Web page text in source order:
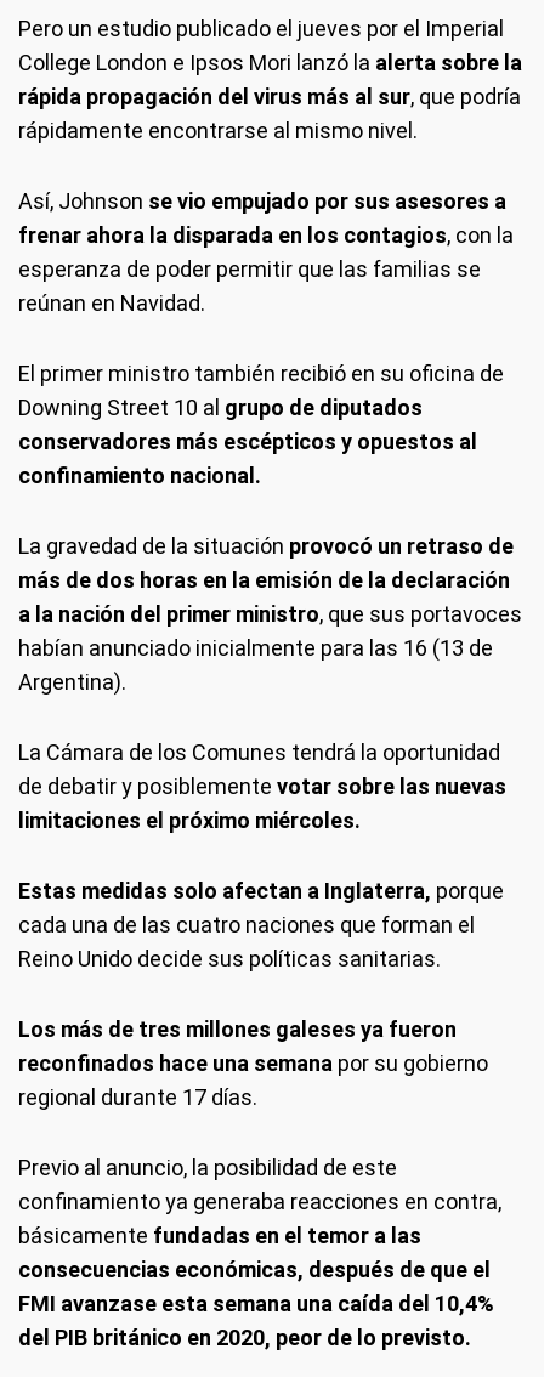
Pero un estudio publicado el jueves por el Imperial
College London e Ipsos Mori lanzó la alerta sobre la
rápida propagación del virus más al sur, que podría
rápidamente encontrarse al mismo nivel.
Así, Johnson se vio empujado por sus asesores a
frenar ahora la disparada en los contagios, con la
esperanza de poder permitir que las familias se
reúnan en Navidad.
El primer ministro también recibió en su oficina de
Downing Street 10 al grupo de diputados
conservadores más escépticos y opuestos al
confinamiento nacional.
La gravedad de la situación provocó un retraso de
más de dos horas en la emisión de la declaración
a la nación del primer ministro, que sus portavoces
habían anunciado inicialmente para las 16 (13 de
Argentina).
La Cámara de los Comunes tendrá la oportunidad
de debatir y posiblemente votar sobre las nuevas
limitaciones el próximo miércoles.
Estas medidas solo afectan a Inglaterra, porque
cada una de las cuatro naciones que forman el
Reino Unido decide sus políticas sanitarias.
Los más de tres millones galeses ya fueron
reconfinados hace una semana por su gobierno
regional durante 17 días.
Previo al anuncio, la posibilidad de este
confinamiento ya generaba reacciones en contra,
básicamente fundadas en el temor a las
consecuencias económicas, después de que el
FMI avanzase esta semana una caída del 10,4%
del PIB británico en 2020, peor de lo previsto.